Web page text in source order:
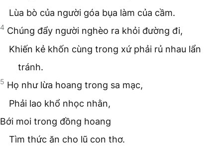
Lùa bò của người góa bụa làm của cầm.
4 Chúng đẩy người nghèo ra khỏi đường đi,
Khiến kẻ khốn cùng trong xứ phải rủ nhau lẩn
tránh.
5 Họ như lừa hoang trong sa mạc,
Phải lao khổ nhọc nhằn,
Bới moi trong đồng hoang
Tìm thức ăn cho lũ con thơ.